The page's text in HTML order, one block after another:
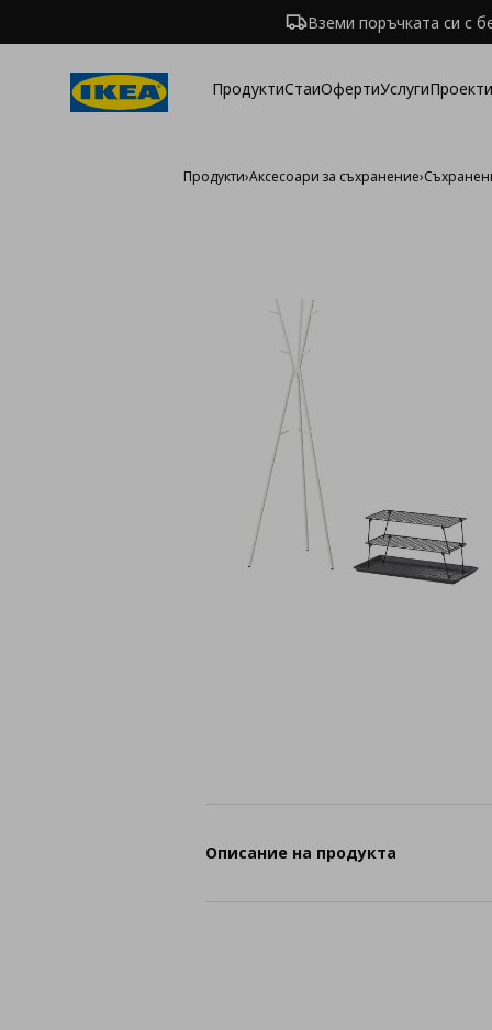
Вземи поръчката си с
ПродуктиСтаиОфертиУслуги
Продукти›Аксесоари за съхранение›
Описание на продукта